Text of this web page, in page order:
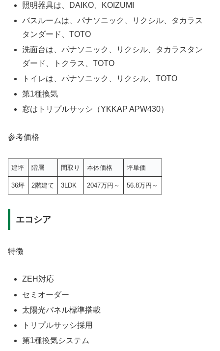
照明器具は、DAIKO、KOIZUMI
バスルームは、パナソニック、リクシル、タカラス
タンダード、TOTO
洗面台は、パナソニック、リクシル、タカラスタン
ダード、トクラス、TOTO
トイレは、パナソニック、リクシル、TOTO
第1種換気
窓はトリプルサッシ（YKKAP APW430）
参考価格
建坪 階層 間取り 本体価格 坪単価
36坪 2階建て 3LDK 2047万円～ 56.8万円～
エコシア
特徴
ZEH対応
セミオーダー
太陽光パネル標準搭載
トリプルサッシ採用
第1種換気システム